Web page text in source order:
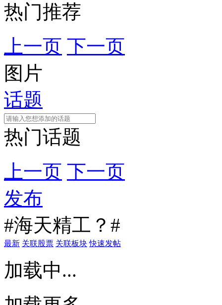
热门推荐
上一页 下一页
图片
话题
热门话题
上一页 下一页
发布
#海天精工？#
最新 关联股票 关联板块 快速发帖
加载中...